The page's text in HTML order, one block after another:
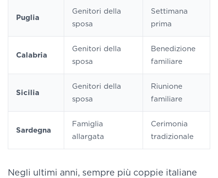
Puglia
Genitori della
sposa
Settimana
prima
Calabria
Genitori della
sposa
Benedizione
familiare
Sicilia
Genitori della
sposa
Riunione
familiare
Sardegna
Famiglia
allargata
Cerimonia
tradizionale
Negli ultimi anni, sempre più coppie italiane